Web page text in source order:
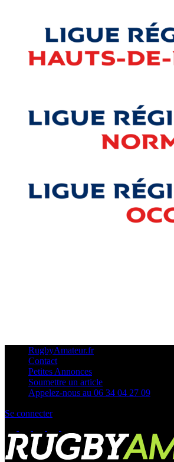
RugbyAmateur.fr
Contact
Petites Annonces
Soumettre un article
Appelez-nous au 06 34 04 27 09
Se connecter